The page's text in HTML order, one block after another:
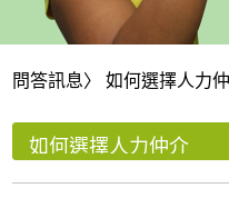
問答訊息〉 如何選擇人力